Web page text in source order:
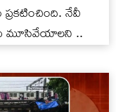
ప్రకటించింది. నేవీ
మూసివేయాలని ..